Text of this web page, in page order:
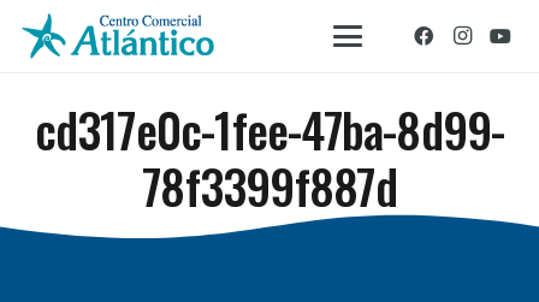
cd317e0c-1fee-47ba-8d99-
78f3399f887d